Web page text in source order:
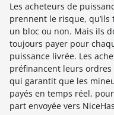
Les acheteurs de
prennent le risque, qu’ils
un bloc ou non. Mais ils
toujours payer pour
puissance livrée. Les
préfinancent leurs ordres
qui garantit que les
payés en temps réel,
part envoyée vers